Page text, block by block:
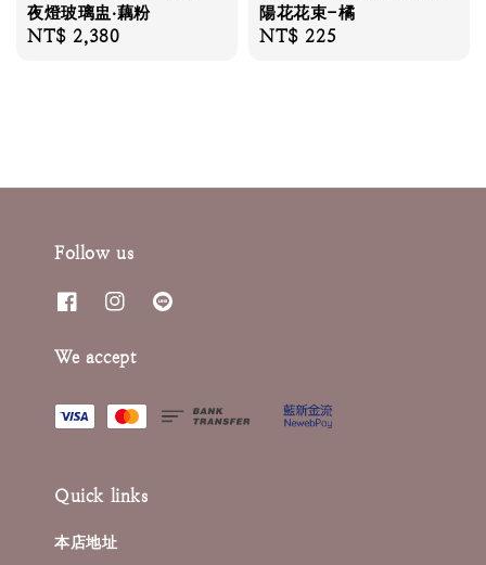
夜燈玻璃盅‧藕粉
Regular
NT$ 2,380
陽花花束-橘
Regular
NT$ 225
Follow us
We accept
Quick links
本店地址